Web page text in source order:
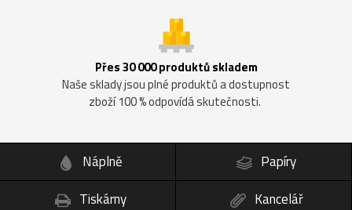
Přes 30 000 produktů skladem
Naše sklady jsou plné produktů a dostupnost
zboží 100 % odpovídá skutečnosti.
Náplně
Papíry
Tiskárny
Kancelář